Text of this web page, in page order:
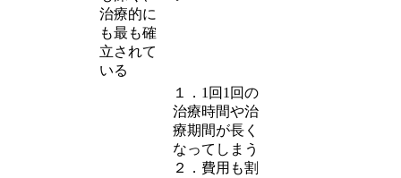
治療的に
も最も確
立されて
いる
１．1回1回の
治療時間や治
療期間が長く
なってしまう
２．費用も割